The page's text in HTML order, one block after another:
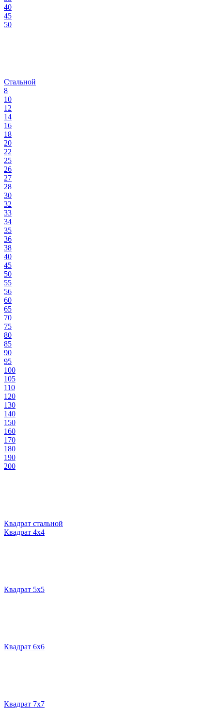
40
45
50
Стальной
8
10
12
14
16
18
20
22
25
26
27
28
30
32
33
34
35
36
38
40
45
50
55
56
60
65
70
75
80
85
90
95
100
105
110
120
130
140
150
160
170
180
190
200
Квадрат стальной
Квадрат 4х4
Квадрат 5х5
Квадрат 6х6
Квадрат 7х7